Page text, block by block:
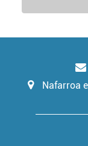
Nafarroa